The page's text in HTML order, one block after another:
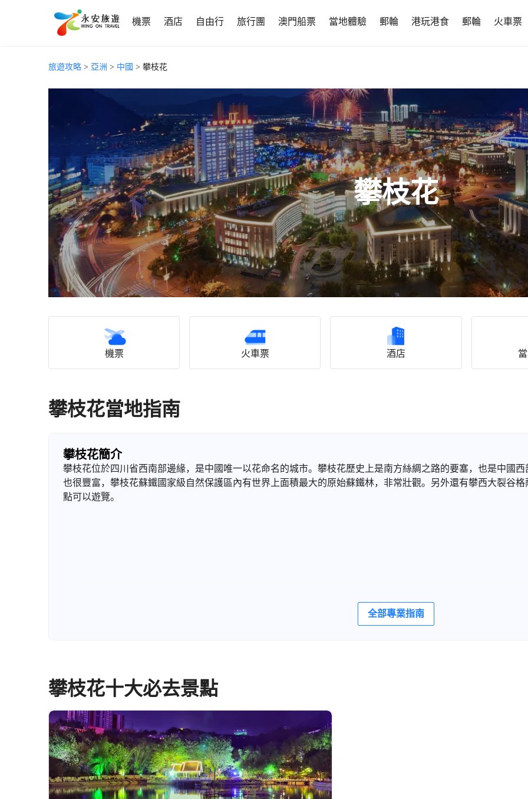
機票 酒店 自由行 旅行團 澳門船票 當地體驗 郵輪 港玩港食 郵輪 火車票
旅遊攻略 > 亞洲 > 中國 > 攀枝花
攀枝花
機票 火車票 酒店
攀枝花當地指南
攀枝花簡介
攀枝花位於四川省西南部邊緣，是中國唯一以花命名的城市。攀枝花歷史上是南方絲綢之路的要塞，也是中國
也很豐富，攀枝花蘇鐵國家級自然保護區內有世界上面積最大的原始蘇鐵林，非常壯觀。另外還有攀西大裂谷
點可以遊覽。
全部專業指南
攀枝花十大必去景點